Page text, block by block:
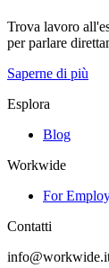
Trova lavoro
per parlare
Saperne di più
Esplora
Blog
Workwide
For
Contatti